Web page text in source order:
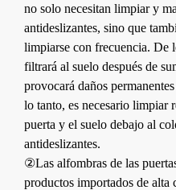
no solo necesitan limpiar y
antideslizantes, sino que
limpiarse con frecuencia. De
filtrará al suelo después de
provocará daños
lo tanto, es necesario limpiar
puerta y el suelo debajo al
antideslizantes.
②Las alfombras de las
productos importados de alta